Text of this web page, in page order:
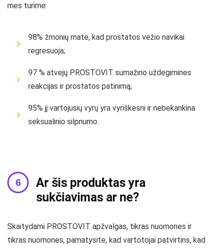
mes turime:
98% žmonių matė, kad prostatos vėžio navikai
regresuoja;
97 % atvejų PROSTOVIT sumažino uždegimines
reakcijas ir prostatos patinimą;
95% jį vartojusių vyrų yra vyriškesni ir nebekankina
seksualinio silpnumo.
Ar šis produktas yra
sukčiavimas ar ne?
Skaitydami PROSTOVIT apžvalgas, tikras nuomones ir
tikras nuomones, pamatysite, kad vartotojai patvirtins, kad